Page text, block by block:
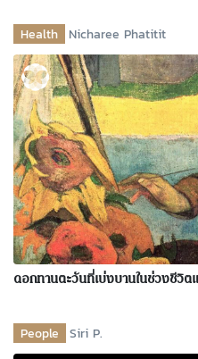
Health Nicharee Phatitit
ดอกทานตะวันที่เบ่งบานในช่วงชีวิ
People Siri P.